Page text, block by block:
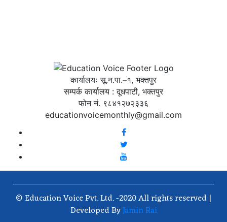
कार्यालयः सू.न.पा.–१, भक्तपुर
सम्पर्क कार्यालय : दूधपाटी, भक्तपुर
फोन नं. ९८४१२७२३३६
educationvoicemonthly@gmail.com
© Education Voice Pvt. Ltd. -2020 All rights reserved |
Developed ByJamin Rai